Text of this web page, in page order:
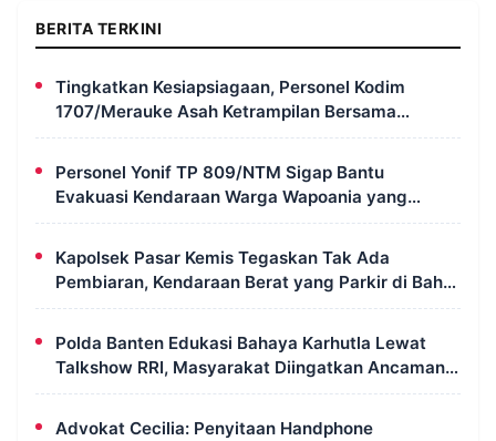
BERITA TERKINI
Tingkatkan Kesiapsiagaan, Personel Kodim
1707/Merauke Asah Ketrampilan Bersama
Petugas Damkar
Personel Yonif TP 809/NTM Sigap Bantu
Evakuasi Kendaraan Warga Wapoania yang
Terperosok ke Jurang
Kapolsek Pasar Kemis Tegaskan Tak Ada
Pembiaran, Kendaraan Berat yang Parkir di Bahu
Jalan Langsung Ditertibkan
Polda Banten Edukasi Bahaya Karhutla Lewat
Talkshow RRI, Masyarakat Diingatkan Ancaman
Pidana Pembakaran Lahan
Advokat Cecilia: Penyitaan Handphone